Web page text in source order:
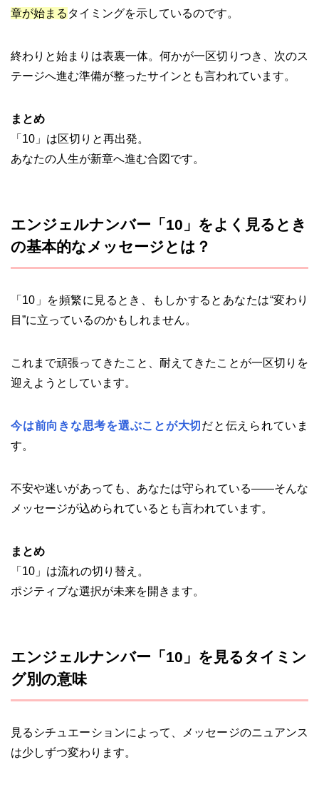
章が始まる タイミングを示しているのです。
終わりと始まりは表裏一体。何かが一区切りつき、次のス
テージへ進む準備が整ったサインとも言われています。
まとめ
「10」は区切りと再出発。
あなたの人生が新章へ進む合図です。
エンジェルナンバー「10」をよく見るとき
の基本的なメッセージとは？
「10」を頻繁に見るとき、もしかするとあなたは“変わり
目”に立っているのかもしれません。
これまで頑張ってきたこと、耐えてきたことが一区切りを
迎えようとしています。
今は前向きな思考を選ぶことが大切 だと伝えられていま
す。
不安や迷いがあっても、あなたは守られている——そんな
メッセージが込められているとも言われています。
まとめ
「10」は流れの切り替え。
ポジティブな選択が未来を開きます。
エンジェルナンバー「10」を見るタイミン
グ別の意味
見るシチュエーションによって、メッセージのニュアンス
は少しずつ変わります。